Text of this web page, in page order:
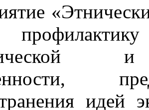
и
идей